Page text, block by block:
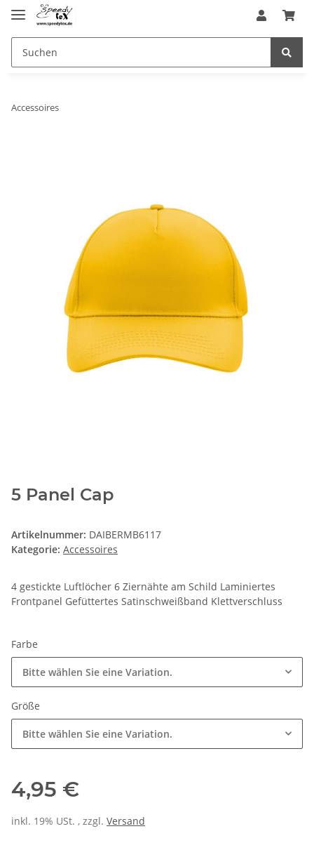
Accessoires
5 Panel Cap
Artikelnummer: DAIBERMB6117
Kategorie: Accessoires
4 gestickte Luftlöcher 6 Ziernähte am Schild Laminiertes
Frontpanel Gefüttertes Satinschweißband Klettverschluss
Farbe
Bitte wählen Sie eine Variation.
Größe
Bitte wählen Sie eine Variation.
4,95 €
inkl. 19% USt. , zzgl. Versand